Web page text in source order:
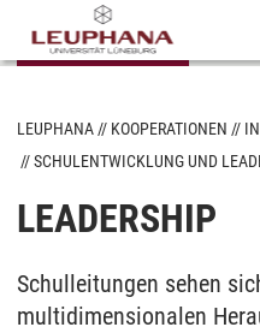
LEUPHANA KOOPERATIONEN
SCHULENTWICKLUNG UND
LEADERSHIP
Schulleitungen sehen
multidimensionalen